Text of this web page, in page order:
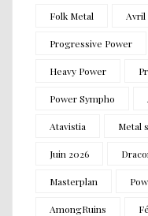
Folk Metal Avril
Progressive Power
Heavy Power
Power Sympho
Atavistia Metal
Juin 2026
Masterplan
AmongRuins